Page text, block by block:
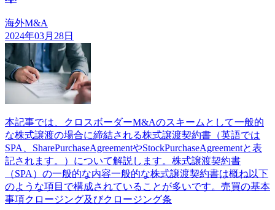
海外M&A
2024年03月28日
本記事では、クロスボーダーM&Aのスキームとして一般的
な株式譲渡の場合に締結される株式譲渡契約書（英語では
SPA、SharePurchaseAgreementやStockPurchaseAgreementと表
記されます。）について解説します。株式譲渡契約書
（SPA）の一般的な内容一般的な株式譲渡契約書は概ね以下
のような項目で構成されていることが多いです。売買の基本
事項クロージング及びクロージング条